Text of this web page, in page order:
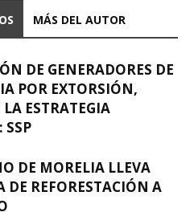
MÁS DEL AUTOR
DE GENERADORES DE
POR EXTORSIÓN,
LA ESTRATEGIA
SSP
DE MORELIA LLEVA
DE REFORESTACIÓN A